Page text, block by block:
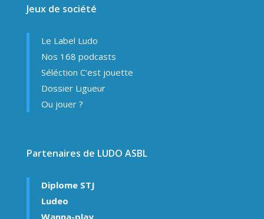
Jeux de société
Le Label Ludo
Nos 168 podcasts
Séléction C’est jouette
Dossier Ligueur
Ou jouer ?
Partenaires de LUDO ASBL
Diplome STJ
Ludeo
Wanna-play